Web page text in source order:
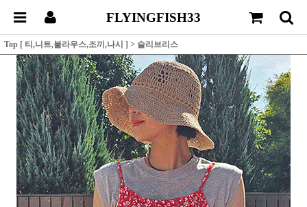
FLYINGFISH33
Top [ 티,니트,블라우스,조끼,나시 ] > 슬리브리스